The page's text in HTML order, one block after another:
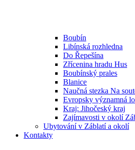
Boubín
Libínská rozhledna
Do Řepešína
Zřícenina hradu Hus
Boubínský prales
Blanice
Naučná stezka Na
Evropsky významná
Kraj: Jihočeský kraj
Zajímavosti v okolí
Ubytování v Záblatí a okolí
Kontakty